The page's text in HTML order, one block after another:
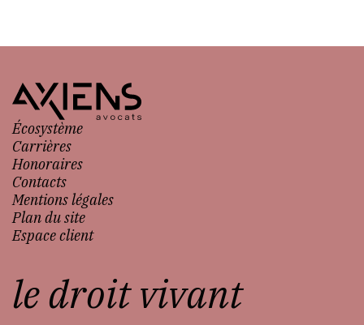
Écosystème
Carrières
Honoraires
Contacts
Mentions légales
Plan du site
Espace client
le droit vivant